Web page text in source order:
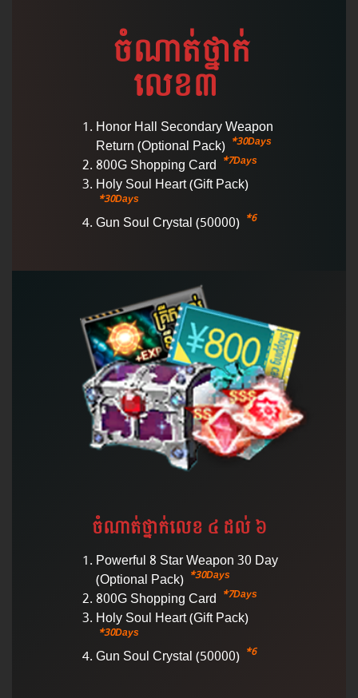
ចំណាត់​ថ្នាក់​
លេខ៣
Honor Hall Secondary Weapon
Return (Optional Pack) *30Days
800G Shopping Card *7Days
Holy Soul Heart (Gift Pack)
*30Days
Gun Soul Crystal (50000) *6
ចំណាត់​ថ្នាក់​លេខ ៤​ ដល់ ៦
Powerful 8 Star Weapon 30 Day
(Optional Pack) *30Days
800G Shopping Card *7Days
Holy Soul Heart (Gift Pack)
*30Days
Gun Soul Crystal (50000) *6